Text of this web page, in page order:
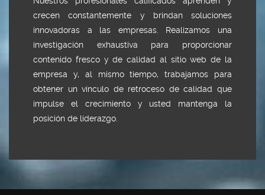
crecen constantemente y brindan soluciones
innovadoras a las empresas. Realizamos una
investigación exhaustiva para proporcionar
contenido fresco y de calidad al sitio web de la
empresa y, al mismo tiempo, trabajamos para
obtener un vínculo de retroceso de calidad que
impulse el crecimiento y usted mantenga la
posición de liderazgo.